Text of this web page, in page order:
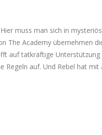
muss man sich in
The Academy übernehmen
auf tatkräftige Unterstützung
Regeln auf. Und Rebel hat